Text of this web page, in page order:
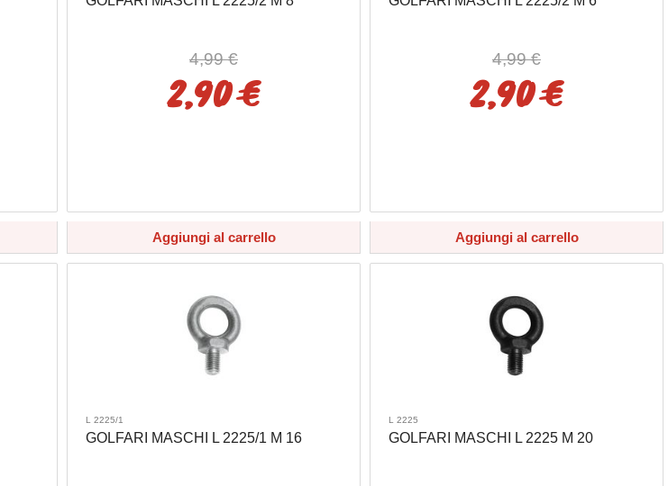
4,99 €
2,90 €
Aggiungi al carrello
4,99 €
2,90 €
Aggiungi al carrello
L 2225/1
GOLFARI MASCHI L 2225/1 M 16
L 2225
GOLFARI MASCHI L 2225 M 20